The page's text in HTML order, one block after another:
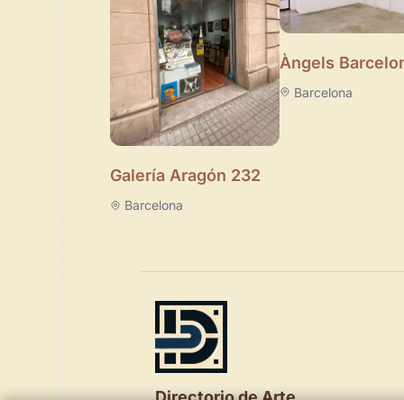
Galería Aragón 232
Barcelona
Àngels
Barcelona